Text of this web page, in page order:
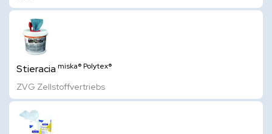
Stieracia miska®Polytex®
ZVG Zellstoffvertriebs